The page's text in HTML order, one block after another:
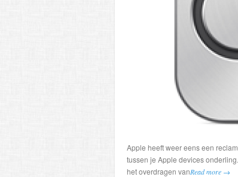
Apple heeft weer eens een
tussen je Apple devices
het overdragen vanRead more →